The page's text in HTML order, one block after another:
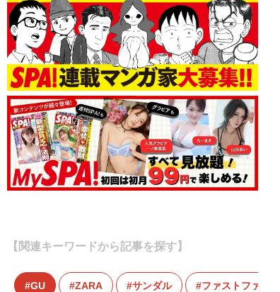
【関連キーワードから記事を探す】
GU ZARA サンダル ファストファッシ